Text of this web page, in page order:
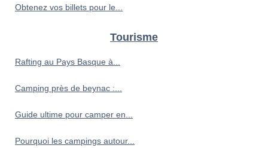
Obtenez vos billets pour le...
Tourisme
Rafting au Pays Basque à...
Camping près de beynac :...
Guide ultime pour camper en...
Pourquoi les campings autour...